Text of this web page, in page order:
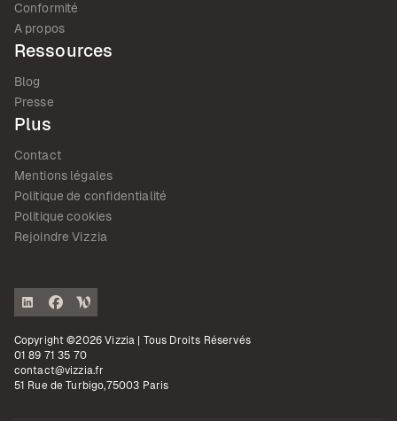
Conformité
A propos
Ressources
Blog
Presse
Plus
Contact
Mentions légales
Politique de confidentialité
Politique cookies
Rejoindre Vizzia
Copyright ©2026 Vizzia | Tous Droits Réservés
01 89 71 35 70
contact@vizzia.fr
51 Rue de Turbigo,75003 Paris